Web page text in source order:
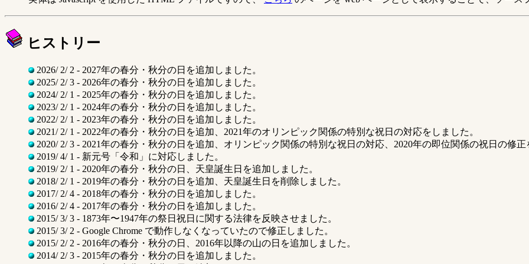
ヒストリー
2026/ 2/ 2 - 2027年の春分・秋分の日を追加しました。
2025/ 2/ 3 - 2026年の春分・秋分の日を追加しました。
2024/ 2/ 1 - 2025年の春分・秋分の日を追加しました。
2023/ 2/ 1 - 2024年の春分・秋分の日を追加しました。
2022/ 2/ 1 - 2023年の春分・秋分の日を追加しました。
2021/ 2/ 1 - 2022年の春分・秋分の日を追加、2021年のオリンピック関係の特別な祝日の対応をしました。
2020/ 2/ 3 - 2021年の春分・秋分の日を追加、オリンピック関係の特別な祝日の対応、2020年の即位関係の祝日の修正
2019/ 4/ 1 - 新元号「令和」に対応しました。
2019/ 2/ 1 - 2020年の春分・秋分の日、天皇誕生日を追加しました。
2018/ 2/ 1 - 2019年の春分・秋分の日を追加、天皇誕生日を削除しました。
2017/ 2/ 4 - 2018年の春分・秋分の日を追加しました。
2016/ 2/ 4 - 2017年の春分・秋分の日を追加しました。
2015/ 3/ 3 - 1873年〜1947年の祭日祝日に関する法律を反映させました。
2015/ 3/ 2 - Google Chrome で動作しなくなっていたので修正しました。
2015/ 2/ 2 - 2016年の春分・秋分の日、2016年以降の山の日を追加しました。
2014/ 2/ 3 - 2015年の春分・秋分の日を追加しました。